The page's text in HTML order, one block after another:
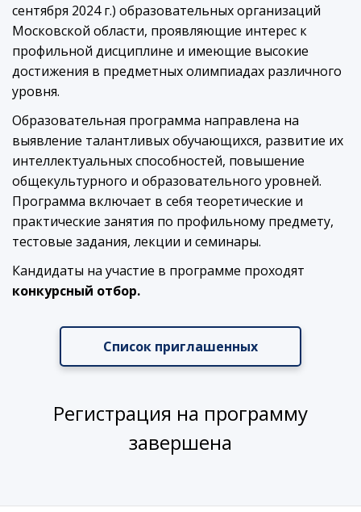
сентября 2024 г.) образовательных организаций
Московской области, проявляющие интерес к
профильной дисциплине и имеющие высокие
достижения в предметных олимпиадах различного
уровня.
Образовательная программа направлена на
выявление талантливых обучающихся, развитие их
интеллектуальных способностей, повышение
общекультурного и образовательного уровней.
Программа включает в себя теоретические и
практические занятия по профильному предмету,
тестовые задания, лекции и семинары.
Кандидаты на участие в программе проходят
конкурсный отбор.
Список приглашенных
Регистрация на программу
завершена